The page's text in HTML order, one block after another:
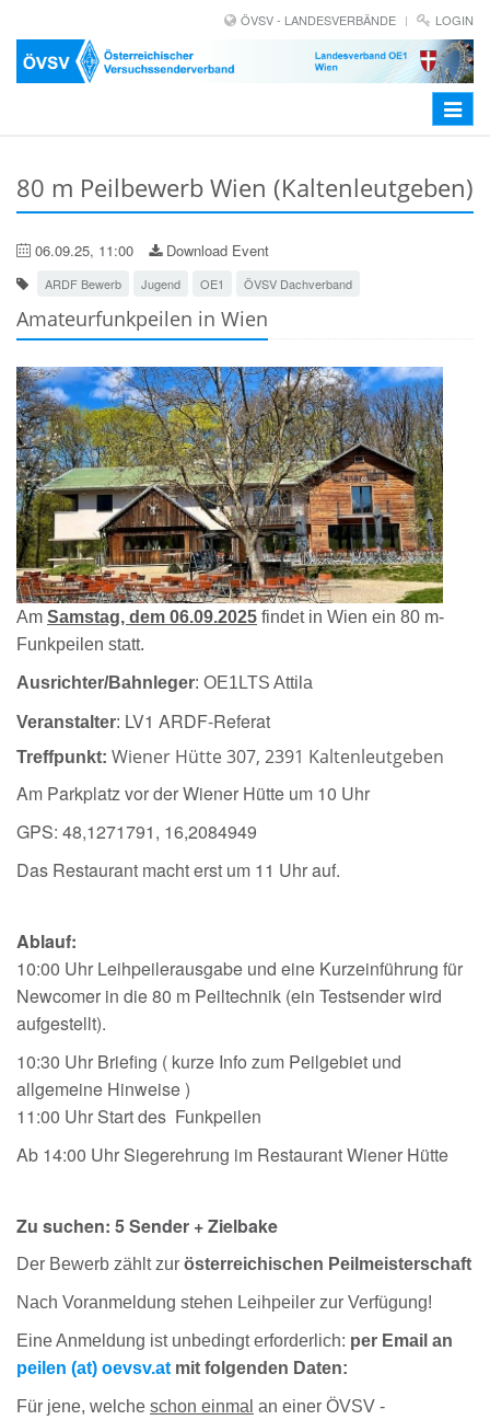
ÖVSV - LANDESVERBÄNDE LOGIN
Toggle
80 m Peilbewerb Wien (Kaltenleutgeben)
06.09.25, 11:00 Download Event
ARDF Bewerb Jugend OE1 ÖVSV Dachverband
Amateurfunkpeilen in Wien
Am Samstag, dem 06.09.2025 findet in Wien ein 80 m-
Funkpeilen statt.
Ausrichter/Bahnleger: OE1LTS Attila
Veranstalter: LV1 ARDF-Referat
Treffpunkt: Wiener Hütte 307, 2391 Kaltenleutgeben
Am Parkplatz vor der Wiener Hütte um 10 Uhr
GPS: 48,1271791, 16,2084949
Das Restaurant macht erst um 11 Uhr auf.
Ablauf:
10:00 Uhr Leihpeilerausgabe und eine Kurzeinführung für
Newcomer in die 80 m Peiltechnik (ein Testsender wird
aufgestellt).
10:30 Uhr Briefing ( kurze Info zum Peilgebiet und
allgemeine Hinweise )
11:00 Uhr Start des Funkpeilen
Ab 14:00 Uhr Siegerehrung im Restaurant Wiener Hütte
Zu suchen: 5 Sender + Zielbake
Der Bewerb zählt zur österreichischen Peilmeisterschaft
Nach Voranmeldung stehen Leihpeiler zur Verfügung!
Eine Anmeldung ist unbedingt erforderlich: per Email an
peilen (at) oevsv.at mit folgenden Daten:
Für jene, welche schon einmal an einer ÖVSV -